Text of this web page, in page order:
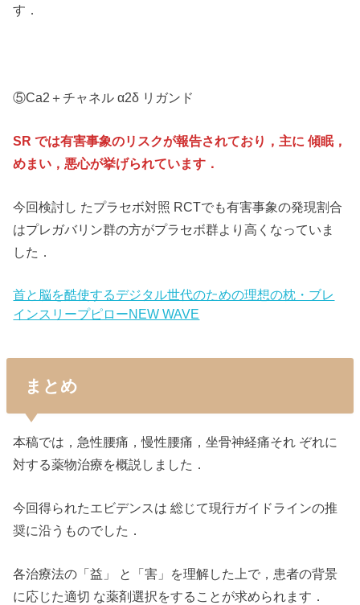
す．
⑤Ca2＋チャネル α2δ リガンド
SR では有害事象のリスクが報告されており，主に 傾眠，
めまい，悪心が挙げられています．
今回検討し たプラセボ対照 RCTでも有害事象の発現割合
はプレガバリン群の方がプラセボ群より高くなっていま
した．
首と脳を酷使するデジタル世代のための理想の枕・ブレ
インスリープピローNEW WAVE
まとめ
本稿では，急性腰痛，慢性腰痛，坐骨神経痛それ ぞれに
対する薬物治療を概説しました．
今回得られたエビデンスは 総じて現行ガイドラインの推
奨に沿うものでした．
各治療法の「益」 と「害」を理解した上で，患者の背景
に応じた適切 な薬剤選択をすることが求められます．